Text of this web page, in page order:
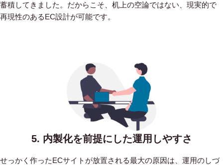
蓄積してきました。だからこそ、机上の空論ではない、現実的で
再現性のあるEC設計が可能です。
5. 内製化を前提にした運用しやすさ
せっかく作ったECサイトが放置される最大の原因は、運用のしづ